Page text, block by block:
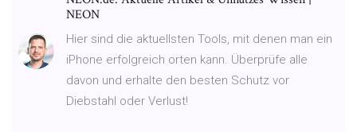
NEON
Hier sind die aktuellsten Tools, mit denen man ein
iPhone erfolgreich orten kann. Überprüfe alle
davon und erhalte den besten Schutz vor
Diebstahl oder Verlust!